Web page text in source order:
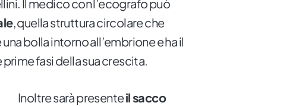
Il medico con l’ecografo può
, quella struttura circolare che
bolla intorno all’embrione e ha il
fasi della sua crescita.
Inoltre sarà presenteil sacco